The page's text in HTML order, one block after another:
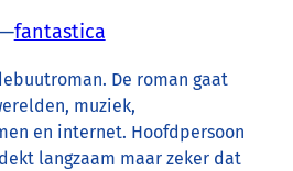
fantastica
De roman gaat
muziek,
en internet. Hoofdpersoon
langzaam maar zeker dat